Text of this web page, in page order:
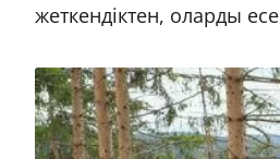
жеткендіктен, оларды